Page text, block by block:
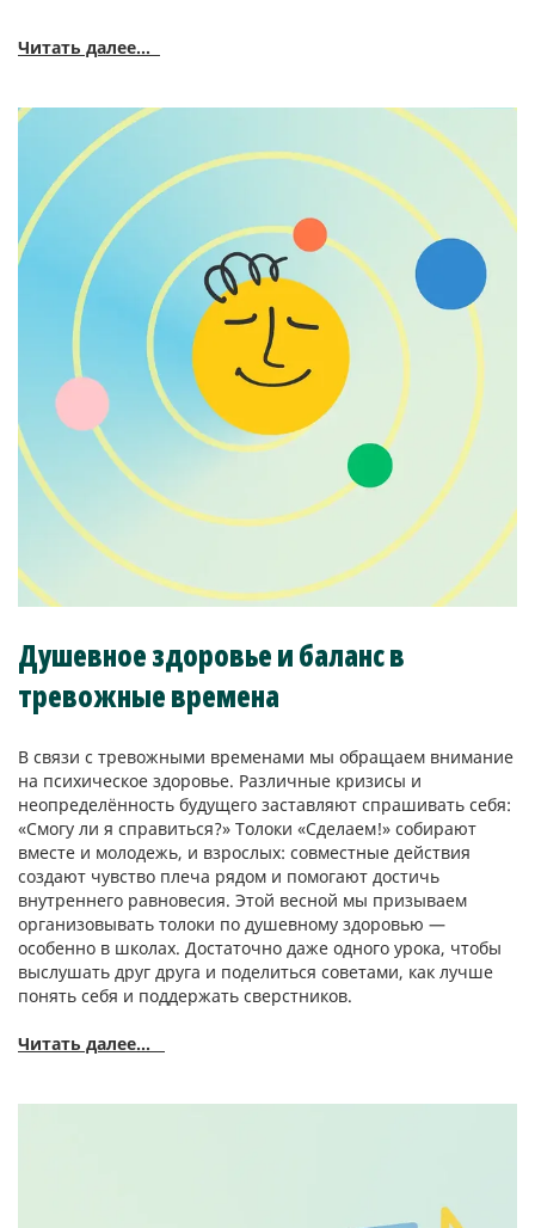
Читать далее...
Душевное здоровье и баланс в
тревожные времена
В связи с тревожными временами мы обращаем внимание
на психическое здоровье. Различные кризисы и
неопределённость будущего заставляют спрашивать себя:
«Смогу ли я справиться?» Толоки «Сделаем!» собирают
вместе и молодежь, и взрослых: совместные действия
создают чувство плеча рядом и помогают достичь
внутреннего равновесия. Этой весной мы призываем
организовывать толоки по душевному здоровью —
особенно в школах. Достаточно даже одного урока, чтобы
выслушать друг друга и поделиться советами, как лучше
понять себя и поддержать сверстников.
Читать далее...